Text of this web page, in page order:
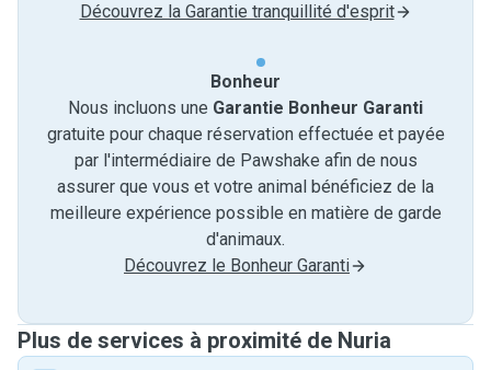
Découvrez la Garantie tranquillité d'esprit
Bonheur
Nous incluons une Garantie Bonheur Garanti
gratuite pour chaque réservation effectuée et payée
par l'intermédiaire de Pawshake afin de nous
assurer que vous et votre animal bénéficiez de la
meilleure expérience possible en matière de garde
d'animaux.
Découvrez le Bonheur Garanti
Plus de services à proximité de Nuria